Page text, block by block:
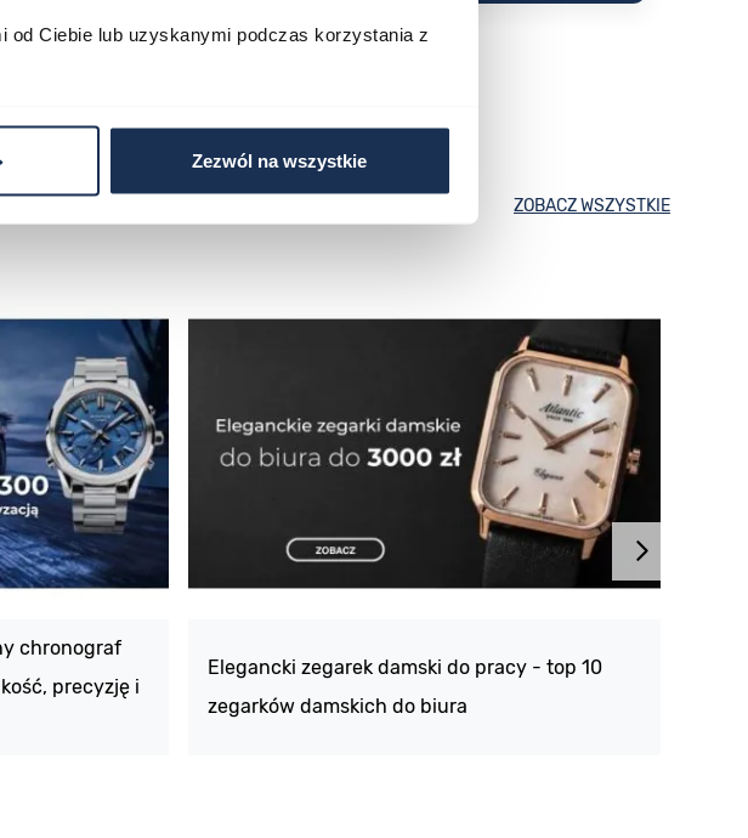
od Ciebie lub uzyskanymi podczas korzystania z
Zezwól na wszystkie
ZOBACZ WSZYSTKIE
chronograf
precyzję i
Elegancki zegarek damski do pracy - top 10
zegarków damskich do biura